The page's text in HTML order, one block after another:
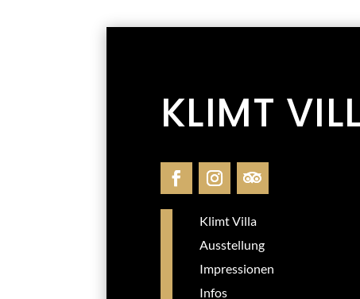
KLIMT
Klimt Villa
Ausstellung
Impressionen
Infos